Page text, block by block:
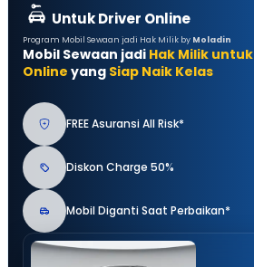
Untuk Driver Online
Program Mobil Sewaan jadi Hak Milik by Moladin
Mobil Sewaan jadi Hak Milik untuk
Online yang Siap Naik Kelas
FREE Asuransi All Risk*
Diskon Charge 50%
Mobil Diganti Saat Perbaikan*